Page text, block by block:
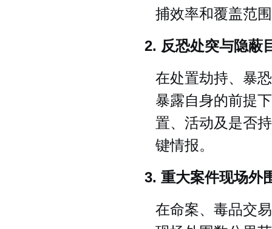
捕效率和覆盖范
2. 反恐处突与隐蔽
在处置劫持、暴
暴露自身的前提
置、活动及是否
键情报。
3. 重大案件现场外
在命案、毒品交